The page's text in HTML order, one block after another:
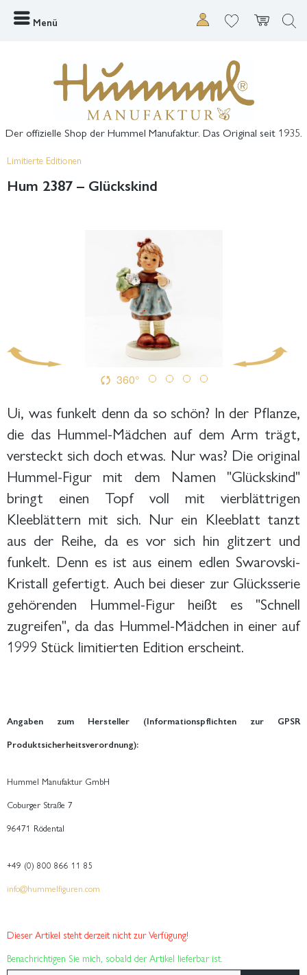
Menü
Der offizielle Shop der Hummel Manufaktur. Das Original seit 1935.
Limitierte Editionen
Hum 2387 – Glückskind
360°
Ui, was funkelt denn da so schön? In der Pflanze,
die das Hummel-Mädchen auf dem Arm trägt,
versteckt sich doch etwas. Nur was? Die original
Hummel-Figur mit dem Namen "Glückskind"
bringt einen Topf voll mit vierblättrigen
Kleeblättern mit sich. Nur ein Kleeblatt tanzt
aus der Reihe, da es vor sich hin glitzert und
funkelt. Denn es ist aus einem edlen Swarovski-
Kristall gefertigt. Auch bei dieser zur Glücksserie
gehörenden Hummel-Figur heißt es "Schnell
zugreifen", da das Hummel-Mädchen in einer auf
1999 Stück limitierten Edition erscheint.
Angaben zum Hersteller (Informationspflichten zur GPSR
Produktsicherheitsverordnung):
Hummel Manufaktur GmbH
Coburger Straße 7
96471 Rödental
+49 (0) 800 866 11 85
info@hummelfiguren.com
Dieser Artikel steht derzeit nicht zur Verfügung!
Benachrichtigen Sie mich, sobald der Artikel lieferbar ist.